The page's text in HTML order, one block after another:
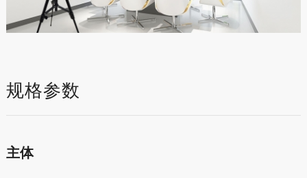
规格参数
主体